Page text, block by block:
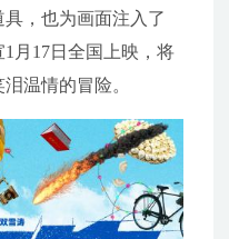
，也为画面注入了
月17日全国上映，将
温情的冒险。